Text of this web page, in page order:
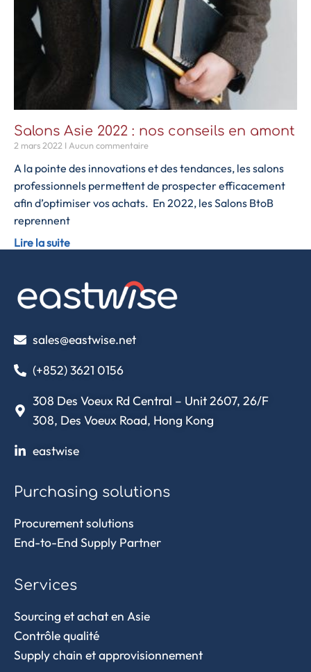
Salons Asie 2022 : nos conseils en amont
2 mars 2022 Aucun commentaire
A la pointe des innovations et des tendances, les salons
professionnels permettent de prospecter efficacement
afin d’optimiser vos achats. En 2022, les Salons BtoB
reprennent
Lire la suite
sales@eastwise.net
(+852) 3621 0156
308 Des Voeux Rd Central – Unit 2607, 26/F
308, Des Voeux Road, Hong Kong
eastwise
Purchasing solutions
Procurement solutions
End-to-End Supply Partner
Services
Sourcing et achat en Asie
Contrôle qualité
Supply chain et approvisionnement